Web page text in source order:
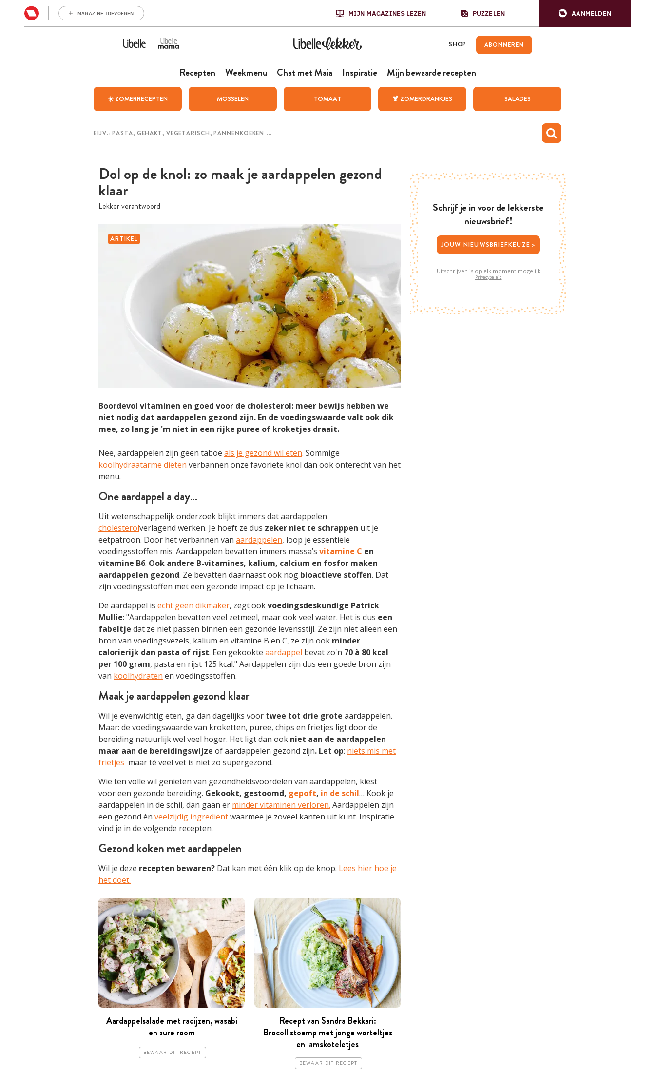
MAGAZINE TOEVOEGEN MIJN MAGAZINES LEZEN PUZZELEN AANMELDEN
SHOP ABONNEREN
Recepten Weekmenu Chat met Maia Inspiratie Mijn bewaarde recepten
☀️ ZOMERRECEPTEN MOSSELEN TOMAAT 🍹 ZOMERDRANKJES SALADES
Dol op de knol: zo maak je aardappelen gezond
klaar
Lekker verantwoord
ARTIKEL
Boordevol vitaminen en goed voor de cholesterol: meer bewijs hebben we
niet nodig dat aardappelen gezond zijn. En de voedingswaarde valt ook dik
mee, zo lang je 'm niet in een rijke puree of kroketjes draait.
Nee, aardappelen zijn geen taboe als je gezond wil eten. Sommige
koolhydraatarme diëten verbannen onze favoriete knol dan ook onterecht van het
menu.
One aardappel a day…
Uit wetenschappelijk onderzoek blijkt immers dat aardappelen
cholesterolverlagend werken. Je hoeft ze dus zeker niet te schrappen uit je
eetpatroon. Door het verbannen van aardappelen, loop je essentiële
voedingsstoffen mis. Aardappelen bevatten immers massa’s vitamine C en
vitamine B6. Ook andere B-vitamines, kalium, calcium en fosfor maken
aardappelen gezond. Ze bevatten daarnaast ook nog bioactieve stoffen. Dat
zijn voedingsstoffen met een gezonde impact op je lichaam.
De aardappel is echt geen dikmaker, zegt ookvoedingsdeskundige Patrick
Mullie: "Aardappelen bevatten veel zetmeel, maar ook veel water. Het is dus een
fabeltje dat ze niet passen binnen een gezonde levensstijl. Ze zijn niet alleen een
bron van voedingsvezels, kalium en vitamine B en C, ze zijn ook minder
calorierijk dan pasta of rijst. Een gekookte aardappel bevat zo'n 70 à 80 kcal
per 100 gram, pasta en rijst 125 kcal." Aardappelen zijn dus een goede bron zijn
van koolhydraten en voedingsstoffen.
Maak je aardappelen gezond klaar
Wil je evenwichtig eten, ga dan dagelijks voor twee tot drie grote aardappelen.
Maar: de voedingswaarde van kroketten, puree, chips en frietjes ligt door de
bereiding natuurlijk wel veel hoger. Het ligt dan ook niet aan de aardappelen
maar aan de bereidingswijze of aardappelen gezond zijn. Let op: niets mis met
frietjes maar té veel vet is niet zo supergezond.
Wie ten volle wil genieten van gezondheidsvoordelen van aardappelen, kiest
voor een gezonde bereiding. Gekookt, gestoomd, gepoft, in de schil… Kook je
aardappelen in de schil, dan gaan er minder vitaminen verloren. Aardappelen zijn
een gezond én veelzijdig ingrediëntwaarmee je zoveel kanten uit kunt. Inspiratie
vind je in de volgende recepten.
Gezond koken met aardappelen
Wil je deze recepten bewaren? Dat kan met één klik op de knop. Lees hier hoe je
het doet.
Aardappelsalade met radijzen, wasabi
en zure room
BEWAAR DIT RECEPT
Recept van Sandra Bekkari:
Brocollistoemp met jonge worteltjes
en lamskoteletjes
BEWAAR DIT RECEPT
Schrijf je in voor de lekkerste
nieuwsbrief!
JOUW NIEUWSBRIEFKEUZE >
Uitschrijven is op elk moment mogelijk
Privacybeleid